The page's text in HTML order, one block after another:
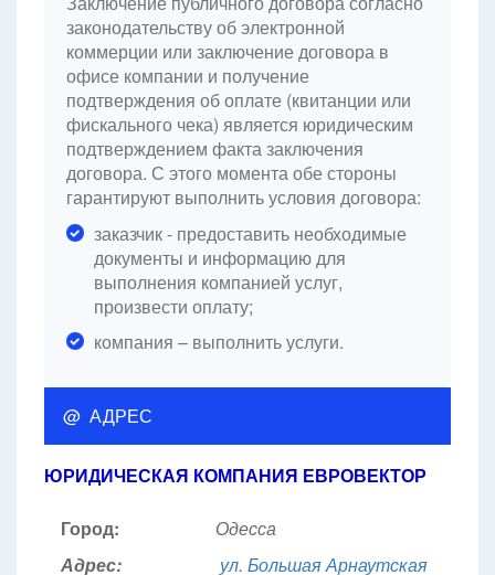
законодательству об электронной
коммерции или заключение договора в
офисе компании и получение
подтверждения об оплате (квитанции или
фискального чека) является юридическим
подтверждением факта заключения
договора. С этого момента обе стороны
гарантируют выполнить условия договора:
заказчик - предоставить необходимые
документы и информацию для
выполнения компанией услуг,
произвести оплату;
компания – выполнить услуги.
@ АДРЕС
ЮРИДИЧЕСКАЯ КОМПАНИЯ ЕВРОВЕКТОР
Город:
Одесса
Адрес:
ул. Большая Арнаутская